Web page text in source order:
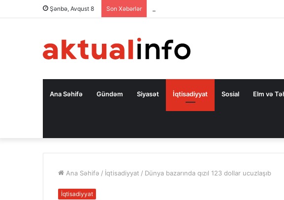
Şənbə, Avqust 8 Son Xəbərlər
Ana Səhifə Gündəm Siyasət İqtisadiyyat Sosial Elm və
Ana Səhifə / İqtisadiyyat / Dünya bazarında qızıl 123 dollar ucuzlaşıb
İqtisadiyyat